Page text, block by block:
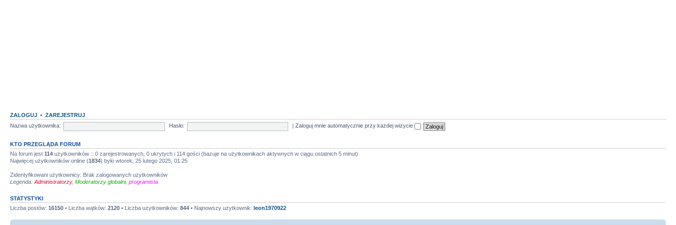
ZALOGUJ • ZAREJESTRUJ
Nazwa użytkownika:
Hasło: |Zaloguj mnie automatycznie przy każdej wizycie
KTO PRZEGLĄDA FORUM
Na forum jest 114 użytkowników :: 0 zarejestrowanych, 0 ukrytych i 114 gości (bazuje na użytkownikach aktywnych w ciągu ostatnich 5 minut)
Najwięcej użytkowników online (1834) było wtorek, 25 lutego 2025, 01:25
Zidentyfikowani użytkownicy: Brak zalogowanych użytkowników
Legenda: Administratorzy, Moderatorzy globalni, programista
STATYSTYKI
Liczba postów: 16150 • Liczba wątków: 2120 • Liczba użytkowników: 844 • Najnowszy użytkownik: leon1970922